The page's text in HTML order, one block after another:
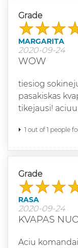
Grade
MARGARITA
2020-09-24
WOW
tiesiog
pasakiskas
tikejausi!
1 out of 1 people
Grade
RASA
2020-09-24
KVAPAS
Aciu